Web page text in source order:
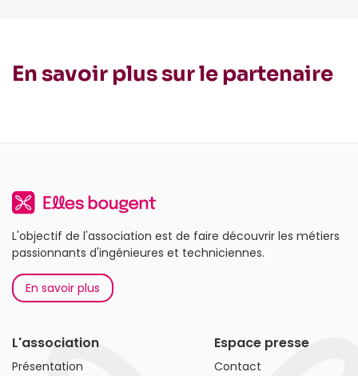
En savoir plus sur le partenaire
L'objectif de l'association est de faire découvrir les métiers
passionnants d'ingénieures et techniciennes.
En savoir plus
L'association
Présentation
Espace presse
Contact